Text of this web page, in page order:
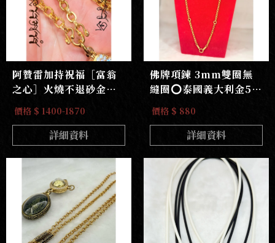
阿贊雷加持祝福［富翁
之心］火燒不退砂金佛
牌鍊｛高清火燒實測｝
不含過敏源鋅鎳金屬
價格 $ 1400-1870
詳細資料
佛牌項鍊 3mm雙圈無
縫圈⭕️泰國義大利金5掛
鍊
價格 $ 880
詳細資料